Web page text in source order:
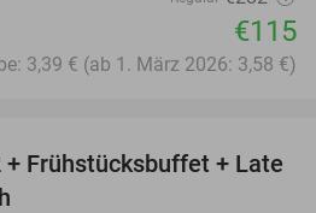
€115
3,39 € (ab 1. März 2026: 3,58 €)
37%
Frühstücksbuffet + Late